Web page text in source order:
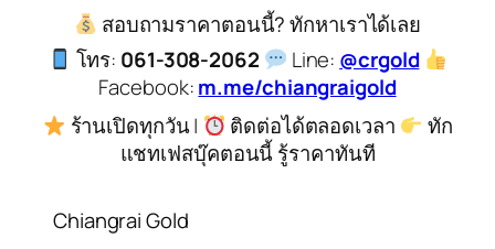
สอบถามราคาตอนนี้? ทักหาเราได้เลย
โทร: 061-308-2062 Line: @crgold
Facebook:m.me/chiangraigold
ร้านเปิดทุกวัน |
ติดต่อได้ตลอดเวลา
ทัก
แชทเฟสบุ๊คตอนนี้ รู้ราคาทันที
Chiangrai Gold